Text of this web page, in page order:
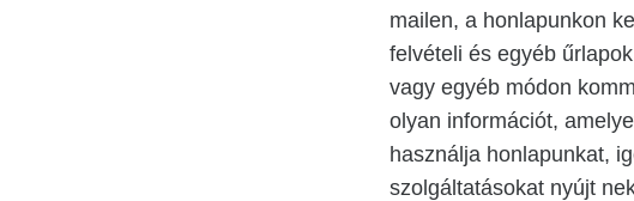
mailen, a honlapunkon
felvételi és egyéb
vagy egyéb módon
olyan információt,
használja honlapunkat,
szolgáltatásokat nyújt